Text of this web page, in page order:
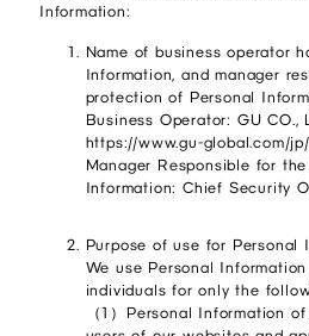
Information:
Name of business operator
Information, and manager
protection of Personal
Business Operator: GU CO.,
https://www.gu-global.com/
Manager Responsible for
Information: Chief Security
Purpose of use for Personal
We use Personal
individuals for only the
（1）Personal Information